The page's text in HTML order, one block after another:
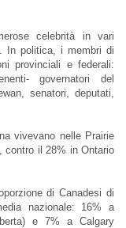
celebrità in vari
In politica, i membri di
provinciali e federali:
governatori del
senatori, deputati,
vivevano nelle Prairie
contro il 28% in Ontario
di Canadesi di
nazionale: 16% a
e 7% a Calgary